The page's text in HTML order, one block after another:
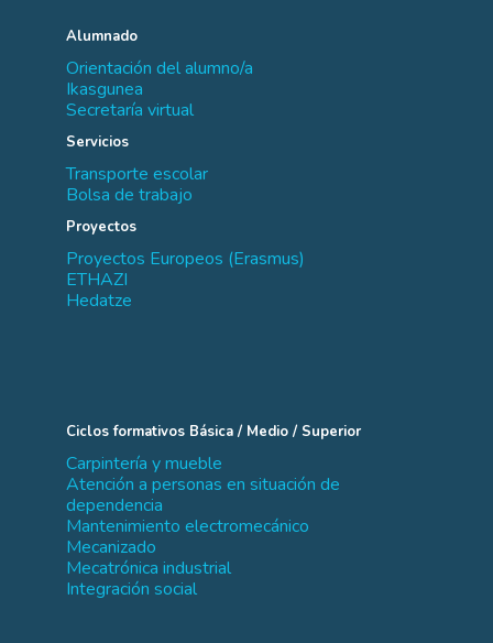
Alumnado
Orientación del alumno/a
Ikasgunea
Secretaría virtual
Servicios
Transporte escolar
Bolsa de trabajo
Proyectos
Proyectos Europeos (Erasmus)
ETHAZI
Hedatze
Ciclos formativos Básica / Medio / Superior
Carpintería y mueble
Atención a personas en situación de
dependencia
Mantenimiento electromecánico
Mecanizado
Mecatrónica industrial
Integración social